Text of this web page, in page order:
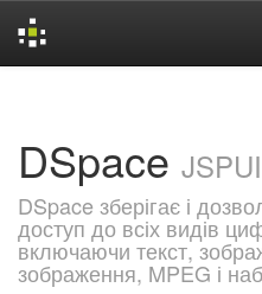
DSpace JSPUI
DSpace зберігає і
доступ до всіх видів
включаючи текст,
зображення, MPEG і